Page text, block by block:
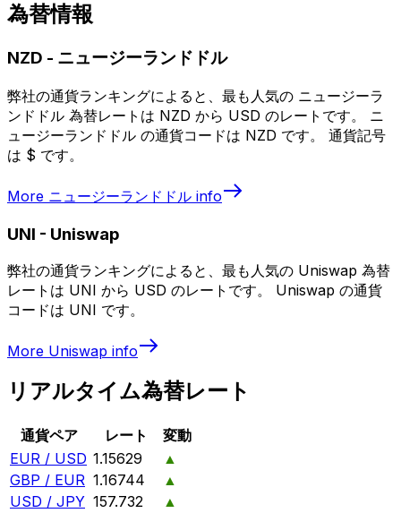
為替情報
NZD - ニュージーランドドル
弊社の通貨ランキングによると、最も人気の ニュージーラ
ンドドル 為替レートは NZD から USD のレートです。 ニ
ュージーランドドル の通貨コードは NZD です。 通貨記号
は $ です。
More ニュージーランドドル info
UNI - Uniswap
弊社の通貨ランキングによると、最も人気の Uniswap 為替
レートは UNI から USD のレートです。 Uniswap の通貨
コードは UNI です。
More Uniswap info
リアルタイム為替レート
通貨ペア レート
変動
EUR / USD 1.15629
▲
GBP / EUR 1.16744
▲
USD / JPY 157.732
▲